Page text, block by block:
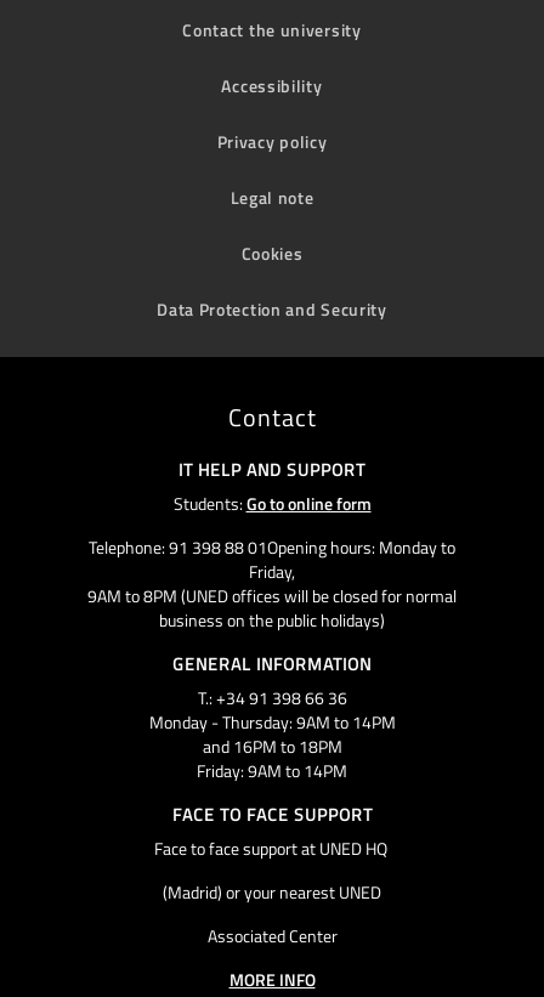
Contact the university
Accessibility
Privacy policy
Legal note
Cookies
Data Protection and Security
Contact
IT HELP AND SUPPORT
Students:Go to online form
Telephone: 91 398 88 01Opening hours: Monday to
Friday,
9AM to 8PM (UNED offices will be closed for normal
business on the public holidays)
GENERAL INFORMATION
T.: +34 91 398 66 36
Monday - Thursday: 9AM to 14PM
and 16PM to 18PM
Friday: 9AM to 14PM
FACE TO FACE SUPPORT
Face to face support at UNED HQ
(Madrid) or your nearest UNED
Associated Center
MORE INFO